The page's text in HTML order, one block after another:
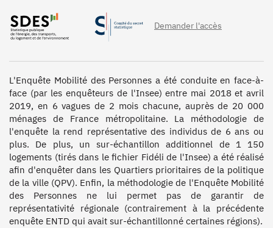
Demander l'accès
L'Enquête Mobilité des Personnes a été conduite en face-à-
face (par les enquêteurs de l'Insee) entre mai 2018 et avril
2019, en 6 vagues de 2 mois chacune, auprès de 20 000
ménages de France métropolitaine. La méthodologie de
l'enquête la rend représentative des individus de 6 ans ou
plus. De plus, un sur-échantillon additionnel de 1 150
logements (tirés dans le fichier Fidéli de l'Insee) a été réalisé
afin d'enquêter dans les Quartiers prioritaires de la politique
de la ville (QPV). Enfin, la méthodologie de l'Enquête Mobilité
des Personnes ne lui permet pas de garantir de
représentativité régionale (contrairement à la précédente
enquête ENTD qui avait sur-échantillonné certaines régions).